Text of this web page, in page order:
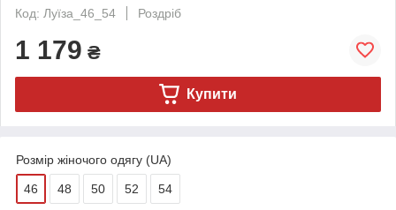
Код: Луїза_46_54
Роздріб
1 179 ₴
Купити
Розмір жіночого одягу (UA)
46 48 50 52 54